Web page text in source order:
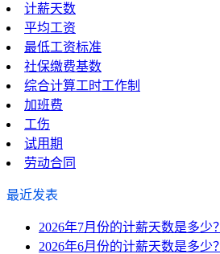
计薪天数
平均工资
最低工资标准
社保缴费基数
综合计算工时工作制
加班费
工伤
试用期
劳动合同
最近发表
2026年7月份的计薪天数是多少？
2026年6月份的计薪天数是多少？